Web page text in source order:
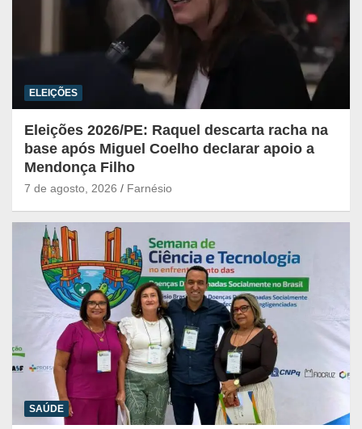
ELEIÇÕES
Eleições 2026/PE: Raquel descarta racha na
base após Miguel Coelho declarar apoio a
Mendonça Filho
7 de agosto, 2026 Farnésio
SAÚDE